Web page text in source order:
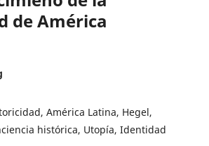
de América
América Latina, Hegel,
histórica, Utopía, Identidad